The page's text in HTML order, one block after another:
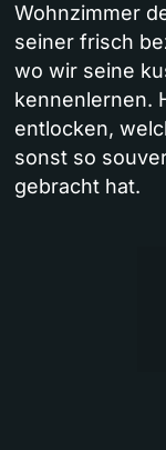
Wohnzimmer
seiner frisch
wo wir seine
kennenlernen.
entlocken,
sonst so
gebracht hat.